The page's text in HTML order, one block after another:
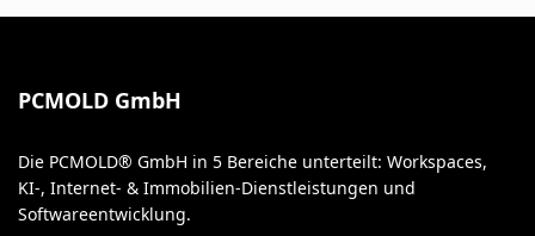
PCMOLD GmbH
Die PCMOLD® GmbH in 5 Bereiche unterteilt: Workspaces,
KI-, Internet- & Immobilien-Dienstleistungen und
Softwareentwicklung.